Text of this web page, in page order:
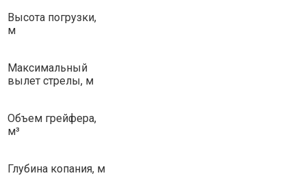
Высота погрузки,
м
Максимальный
вылет стрелы, м
Объем грейфера,
м³
Глубина копания, м